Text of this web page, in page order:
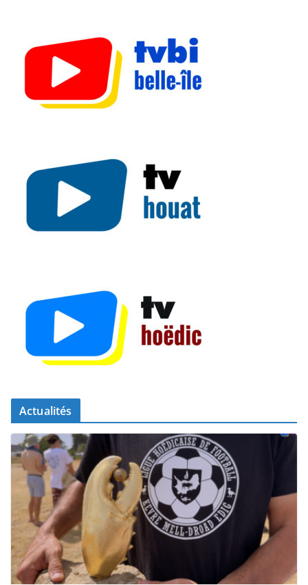
Actualités